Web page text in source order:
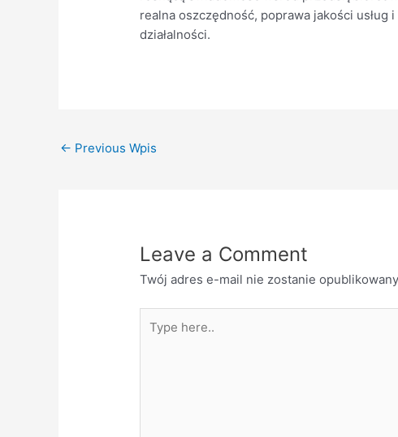
realna oszczędność, poprawa jakości
działalności.
← Previous Wpis
Leave a Comment
Twój adres e-mail nie zostanie
here..